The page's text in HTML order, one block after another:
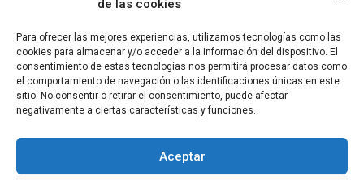
de las cookies
Para ofrecer las mejores experiencias, utilizamos tecnologías como las
cookies para almacenar y/o acceder a la información del dispositivo. El
consentimiento de estas tecnologías nos permitirá procesar datos como
el comportamiento de navegación o las identificaciones únicas en este
sitio. No consentir o retirar el consentimiento, puede afectar
negativamente a ciertas características y funciones.
Aceptar